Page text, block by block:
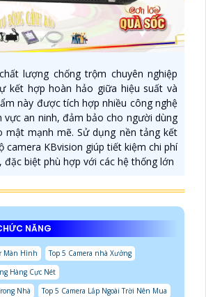
lượng chống trộm chuyên nghiệp
kết hợp hoàn hảo giữa hiệu suất và
này được tích hợp nhiều công nghệ
vực an ninh, đảm bảo cho người dùng
mật mạnh mẽ. Sử dụng nền tảng kết
camera KBvision giúp tiết kiệm chi phí
đặc biệt phù hợp với các hệ thống lớn
NĂNG
Màn Hình
Top 5 Camera nhà Xưởng
Hàng Cực Nét
Nhà
Top 5 Camera Lắp Ngoài Trời Nên Mua